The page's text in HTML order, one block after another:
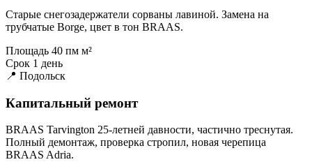
Старые снегозадержатели сорваны лавиной. Замена на
трубчатые Borge, цвет в тон BRAAS.
Площадь 40 пм м²
Срок 1 день
📍 Подольск
Капитальный ремонт
BRAAS Tarvington 25-летней давности, частично треснутая.
Полный демонтаж, проверка стропил, новая черепица
BRAAS Adria.